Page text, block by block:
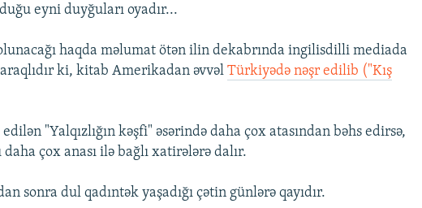
eyni duyğuları oyadır...
haqda məlumat ötən ilin dekabrında ingilisdilli mediada
ki, kitab Amerikadan əvvəlTürkiyədə nəşr edilib ("Kış
"Yalqızlığın kəşfi" əsərində daha çox atasından bəhs edirsə,
daha çox anası ilə bağlı xatirələrə dalır.
sonra dul qadıntək yaşadığı çətin günlərə qayıdır.